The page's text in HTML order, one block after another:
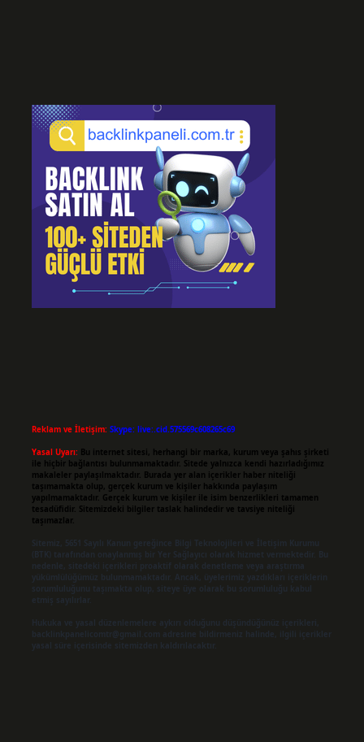
Reklam ve İletişim: Skype: live:.cid.575569c608265c69
Yasal Uyarı: Bu internet sitesi, herhangi bir marka, kurum veya şahıs şirketi
ile hiçbir bağlantısı bulunmamaktadır. Sitede yalnızca kendi hazırladığımız
makaleler paylaşılmaktadır. Burada yer alan içerikler haber niteliği
taşımamakta olup, gerçek kurum ve kişiler hakkında paylaşım
yapılmamaktadır. Gerçek kurum ve kişiler ile isim benzerlikleri tamamen
tesadüfidir. Sitemizdeki bilgiler taslak halindedir ve tavsiye niteliği
taşımazlar.
Sitemiz, 5651 Sayılı Kanun gereğince Bilgi Teknolojileri ve İletişim Kurumu
(BTK) tarafından onaylanmış bir Yer Sağlayıcı olarak hizmet vermektedir. Bu
nedenle, sitedeki içerikleri proaktif olarak denetleme veya araştırma
yükümlülüğümüz bulunmamaktadır. Ancak, üyelerimiz yazdıkları içeriklerin
sorumluluğunu taşımakta olup, siteye üye olarak bu sorumluluğu kabul
etmiş sayılırlar.
Hukuka ve yasal düzenlemelere aykırı olduğunu düşündüğünüz içerikleri,
backlinkpanelicomtr@gmail.com
adresine bildirmeniz halinde, ilgili içerikler
yasal süre içerisinde sitemizden kaldırılacaktır.